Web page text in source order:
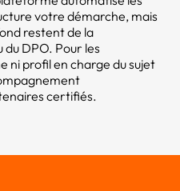
votre démarche, mais
restent de la
du DPO. Pour les
ni profil en charge du sujet
certifiés.